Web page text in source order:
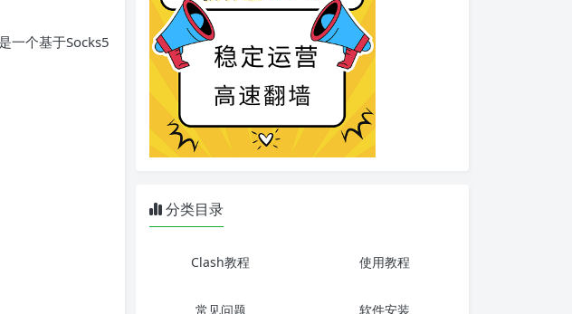
一个基于Socks5
分类目录
Clash教程 使用教程
常见问题 软件安装